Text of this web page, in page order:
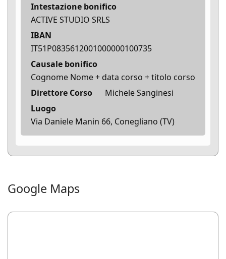
Intestazione bonifico
ACTIVE STUDIO SRLS
IBAN
IT51P0835612001000000100735
Causale bonifico
Cognome Nome + data corso + titolo corso
Direttore Corso
Michele Sanginesi
Luogo
Via Daniele Manin 66, Conegliano (TV)
Google Maps